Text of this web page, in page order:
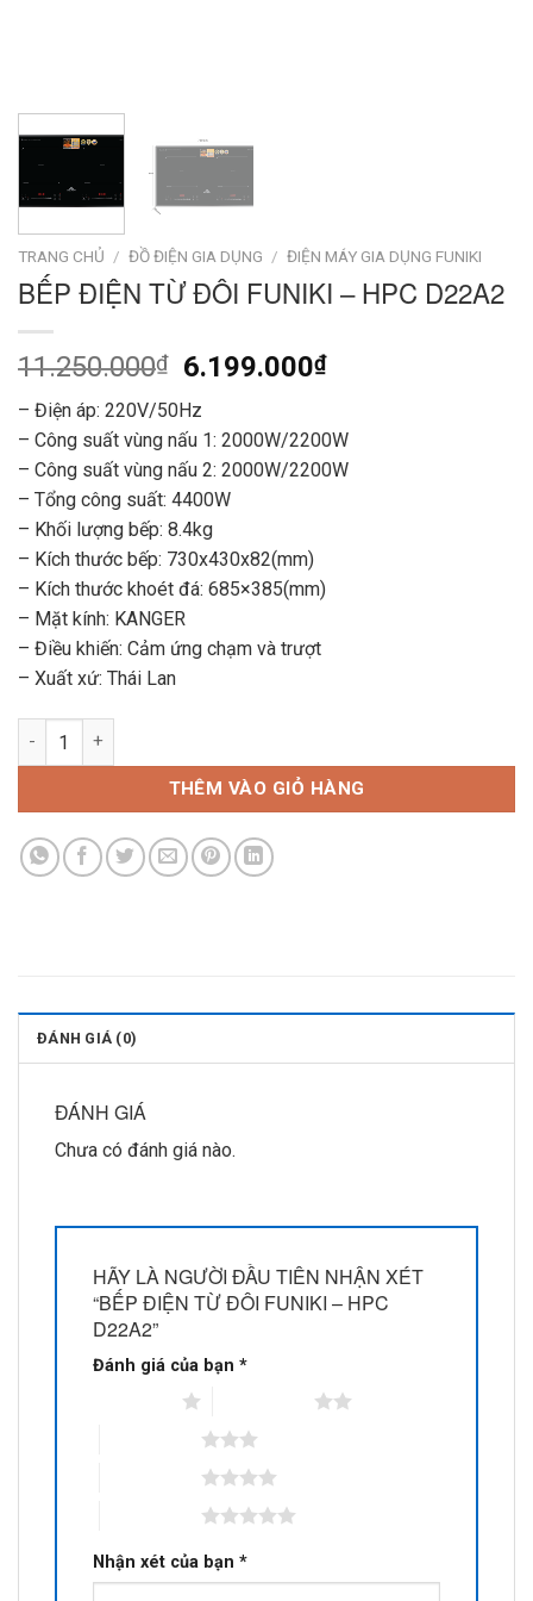
TRANG CHỦ / ĐỒ ĐIỆN GIA DỤNG / ĐIỆN MÁY GIA DỤNG FUNIKI
BẾP ĐIỆN TỪ ĐÔI FUNIKI – HPC D22A2
11.250.000₫
Giá
gốc
là:
11.250.000₫.
6.199.000₫Giá
là:
6.199.000₫.
– Điện áp: 220V/50Hz
– Công suất vùng nấu 1: 2000W/2200W
– Công suất vùng nấu 2: 2000W/2200W
– Tổng công suất: 4400W
– Khối lượng bếp: 8.4kg
– Kích thước bếp: 730x430x82(mm)
– Kích thước khoét đá: 685×385(mm)
– Mặt kính: KANGER
– Điều khiến: Cảm ứng chạm và trượt
– Xuất xứ: Thái Lan
Bếp Điện Từ Đôi FUNIKI - HPC D22A2 số lượng
THÊM VÀO GIỎ HÀNG
ĐÁNH GIÁ (0)
ĐÁNH GIÁ
Chưa có đánh giá nào.
HÃY LÀ NGƯỜI ĐẦU TIÊN NHẬN XÉT
“BẾP ĐIỆN TỪ ĐÔI FUNIKI – HPC
D22A2”
Đánh giá của bạn *
Nhận xét của bạn *